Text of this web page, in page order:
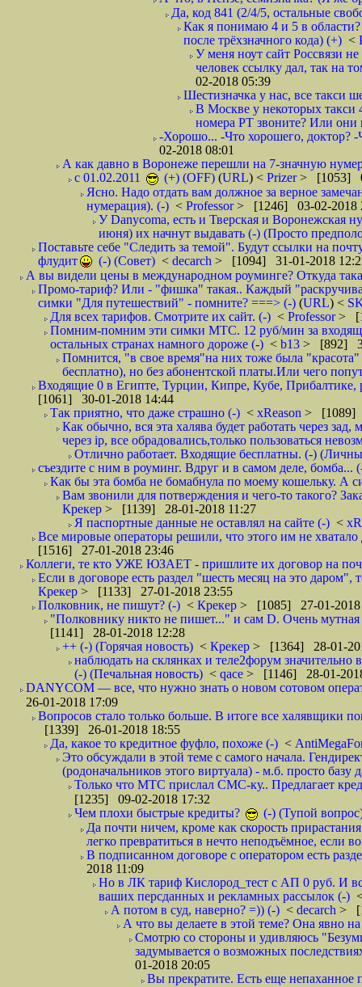
Да, код 841 (2/4/5, остальные
Как я понимаю 4 и 5 в
после трёхзначного кода) (+) <
У меня ноут сайт Россвязи
человек ссылку дал, так на
02-2018 05:39
Шестизначка у нас, все такси
В Москве у некоторых такси
номера РТ звоните? Или они
-Хорошо... -Что хорошего, доктор?
02-2018 08:01
А как давно в Воронеже перешли на 7-значную
с 01.02.2011
(+) (OFF) (URL) < Prizer> [1053]
Ясно. Надо отдать вам должное за верное
нумерация). (-) < Professor> [1246] 03-02-2018
У Danycoma, есть и Тверская и Воронежская
июня) их начнут выдавать (-) (Просто
Поставьте себе "Следить за темой". Будут ссылки на
флудит
(-) (Совет) < decarch > [1094] 31-01-2018
А вы видели цены в международном роуминге? Откуда
Промо-тариф? Или - "фишка" такая.. Каждый
симки "Для путешествий" - помните? ===> (-) (URL) <
Для всех тарифов. Смотрите их сайт. (-) < Professor>
Помним-помним эти симки МТС. 12 руб/мин за
остальных странах намного дороже (-) < b13 > [892]
Помнится, "в свое время"на них тоже была
бесплатно), но без абонентской платы.Или чего
Входящие 0 в Египте, Турции, Кипре, Кубе,
[1061] 30-01-2018 14:44
Так приятно, что даже страшно (-) < xReason > [1089]
Как обычно, вся эта халява будет работать через
через ip, все обрадовались,только пользоваться
Отлично работает. Входящие бесплатны. (-)
съездите с ним в роуминг. Вдруг и в самом деле, бомба...
Как бы эта бомба не бомабнула по моему кошельку. А
Вам звонили для потверждения и чего-то такого?
Крекер > [1139] 28-01-2018 11:27
Я паспортные данные не оставлял на сайте (-) <
Все мировые операторы решили, что этого им не
[1516] 27-01-2018 23:46
Коллеги, те кто УЖЕ ЮЗАЕТ - пришлите их договор на
Если в договоре есть раздел "шесть месяц на это даром",
Крекер > [1133] 27-01-2018 23:55
Полковник, не пишут? (-) < Крекер > [1085] 27-01-2018
"Полковнику никто не пишет..." и сам D. Очень
[1141] 28-01-2018 12:28
++ (-) (Горячая новость) < Крекер > [1364] 28-01-
наблюдать на склянках и теле2форум
(-) (Печальная новость) < qace > [1146] 28-01-
DANYCOM — все, что нужно знать о новом сотовом
26-01-2018 17:09
Вопросов стало только больше. В итоге все халявщики
[1339] 26-01-2018 18:55
Да, какое то кредитное фуфло, похоже (-) <
Это обсуждали в этой теме с самого начала.
(родоначальников этого виртуала) - м.б. просто
Только что МТС прислал СМС-ку.. Предлагает
[1235] 09-02-2018 17:32
Чем плохи быстрые кредиты?
(-) (Тупой
Да почти ничем, кроме как скорость
легко превратиться в нечто неподъёмное, если
В подписанном договоре с оператором есть
2018 11:09
Но в ЛК тариф Кислород_тест с АП 0 руб. И
ваших персданных и рекламных рассылок (-)
А потом в суд, наверно? =)) (-) < decarch >
А что вы делаете в этой теме? Она явно
Смотрю со стороны и удивляюсь
задумывается о возможных
01-2018 20:05
Вы прекратите. Есть еще непаханное